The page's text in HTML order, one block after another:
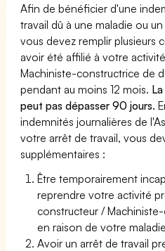
Afin de bénéficier d'une
travail dû à une maladie ou
vous devez remplir plusieurs
avoir été affilié à votre
Machiniste-constructrice de
pendant au moins 12 mois.
peut pas dépasser 90 jours.
indemnités journalières de
votre arrêt de travail, vous
supplémentaires :
Être temporairement
reprendre votre activité
constructeur /
en raison de votre
Avoir un arrêt de travail